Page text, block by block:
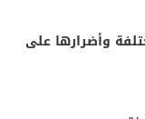
وأضرارها على